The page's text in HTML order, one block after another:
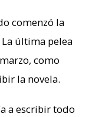
comenzó la
última pelea
como
la novela.
a escribir todo